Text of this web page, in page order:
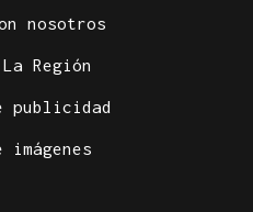
nosotros
Región
publicidad
imágenes